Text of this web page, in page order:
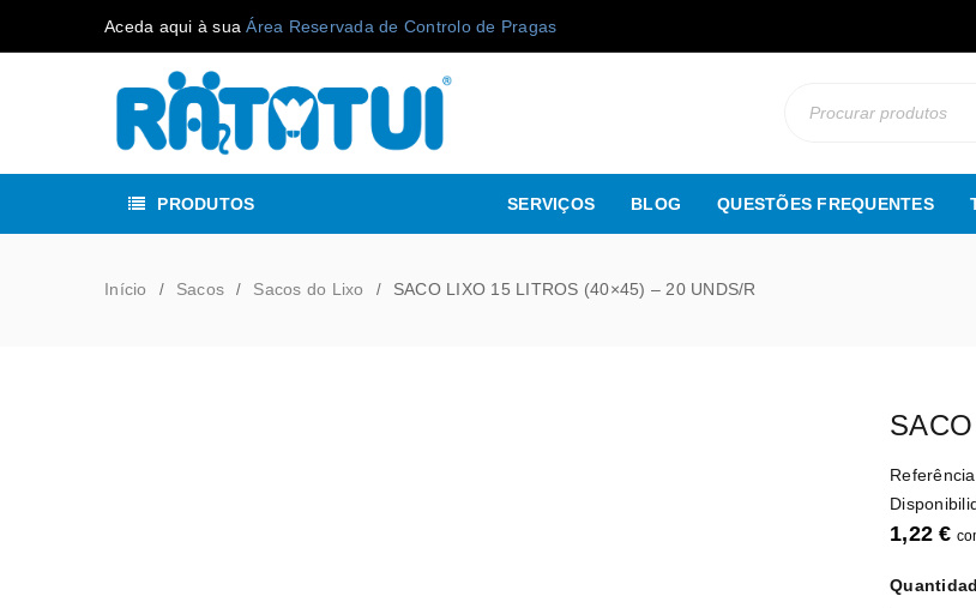
Aceda aqui à suaÁrea Reservada de Controlo de Pragas
PRODUTOS SERVIÇOS BLOG QUESTÕES FREQUENTES
Início / Sacos / Sacos do Lixo / SACO LIXO 15 LITROS (40×45) – 20 UNDS/R
1,22€